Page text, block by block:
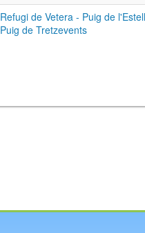
Refugi de Vetera - Puig de
Puig de Tretzevents